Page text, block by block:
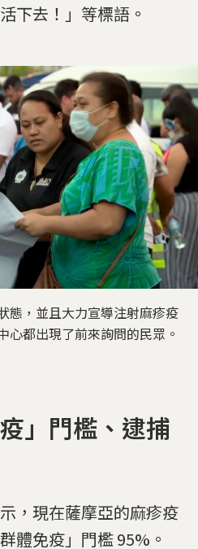
下去！」等標語。
態，並且大力宣導注射麻疹疫
心都出現了前來詢問的民眾。
」門檻、逮捕
，現在薩摩亞的麻疹疫
體免疫」門檻 95%。